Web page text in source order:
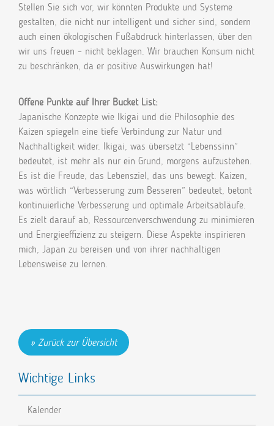
Stellen Sie sich vor, wir könnten Produkte und Systeme
gestalten, die nicht nur intelligent und sicher sind, sondern
auch einen ökologischen Fußabdruck hinterlassen, über den
wir uns freuen – nicht beklagen. Wir brauchen Konsum nicht
zu beschränken, da er positive Auswirkungen hat!
Offene Punkte auf Ihrer Bucket List:
Japanische Konzepte wie Ikigai und die Philosophie des
Kaizen spiegeln eine tiefe Verbindung zur Natur und
Nachhaltigkeit wider. Ikigai, was übersetzt “Lebenssinn”
bedeutet, ist mehr als nur ein Grund, morgens aufzustehen.
Es ist die Freude, das Lebensziel, das uns bewegt. Kaizen,
was wörtlich “Verbesserung zum Besseren” bedeutet, betont
kontinuierliche Verbesserung und optimale Arbeitsabläufe.
Es zielt darauf ab, Ressourcenverschwendung zu minimieren
und Energieeffizienz zu steigern. Diese Aspekte inspirieren
mich, Japan zu bereisen und von ihrer nachhaltigen
Lebensweise zu lernen.
Zurück zur Übersicht
Wichtige Links
Kalender